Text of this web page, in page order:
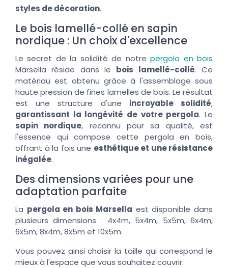
styles de décoration.
Le bois lamellé-collé en sapin
nordique : Un choix d'excellence
Le secret de la solidité de notrepergola en bois
Marsella réside dans le bois lamellé-collé. Ce
matériau est obtenu grâce à l'assemblage sous
haute pression de fines lamelles de bois. Le résultat
est une structure d'une incroyable solidité,
garantissant la longévité de votre pergola. Le
sapin nordique, reconnu pour sa qualité, est
l'essence qui compose cette pergola en bois,
offrant à la fois une esthétique et une résistance
inégalée.
Des dimensions variées pour une
adaptation parfaite
La pergola en bois Marsella est disponible dans
plusieurs dimensions : 4x4m, 5x4m, 5x5m, 6x4m,
6x5m, 8x4m, 8x5m et 10x5m.
Vous pouvez ainsi choisir la taille qui correspond le
mieux à l'espace que vous souhaitez couvrir.